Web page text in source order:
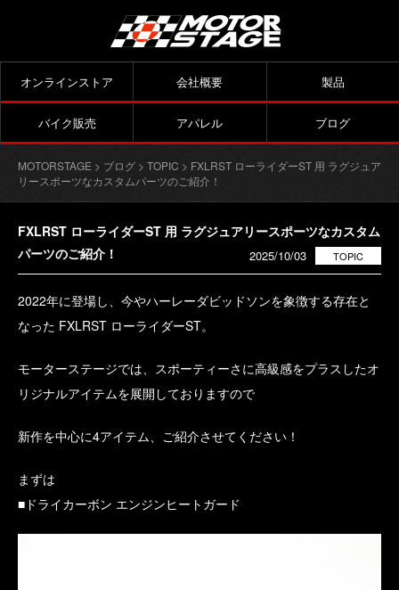
オンラインストア 会社概要 製品
バイク販売 アパレル ブログ
MOTORSTAGE > ブログ > TOPIC > FXLRST ローライダーST 用 ラグジュア
リースポーツなカスタムパーツのご紹介！
FXLRST ローライダーST 用 ラグジュアリースポーツなカスタム
パーツのご紹介！
TOPIC
2025/10/03
2022年に登場し、今やハーレーダビッドソンを象徴する存在と
なった FXLRST ローライダーST。
モーターステージでは、スポーティーさに高級感をプラスしたオ
リジナルアイテムを展開しておりますので
新作を中心に4アイテム、ご紹介させてください！
まずは
■ドライカーボン エンジンヒートガード